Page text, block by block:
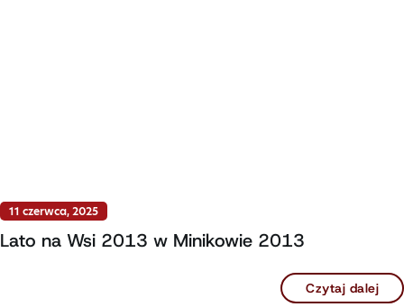
11 czerwca, 2025
Lato na Wsi 2013 w Minikowie 2013
Czytaj dalej